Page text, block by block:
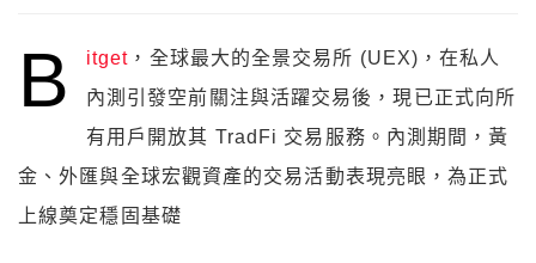
B itget ，全球最大的全景交易所 (UEX)，在私人
內測引發空前關注與活躍交易後，現已正式向所
有用戶開放其 TradFi 交易服務。內測期間，黃
金、外匯與全球宏觀資產的交易活動表現亮眼，為正式
上線奠定穩固基礎